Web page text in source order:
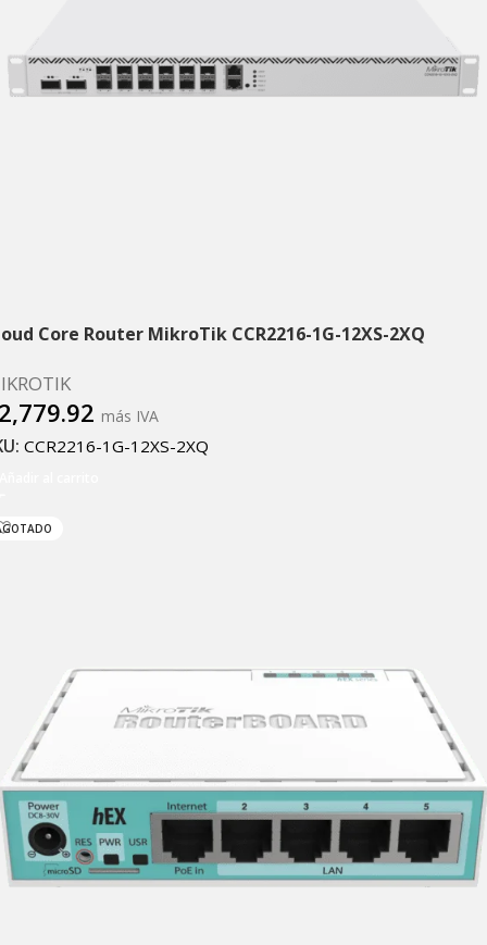
Core Router MikroTik CCR2216-1G-12XS-2XQ
más IVA
CCR2216-1G-12XS-2XQ